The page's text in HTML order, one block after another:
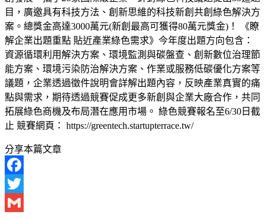
目，廣邀具有科技方法、創新思維的科技新創共創綠色解決方
案。總獎金高達3000萬元(新創最高可獲得80萬元獎金)！ 《瞭
解企業出題重點 貼近產業綠色需求》今年度出題方向包含：
資源循環利用解決方案、環境監測與碳盤查、創新數位治理節
能方案、環境污染防治解決方案、作業或服務低碳優化方案等
議題，企業透過徵件說明會詳解出題內容，反映產業真實的痛
點與需求，期待透過競賽促成更多新創與企業大廠合作，共同
拓展綠色商機及布局潛在應用市場。 綠色競賽報名至6/30日截
止 競賽網頁： https://greentech.startupterrace.tw/
分享本篇文章
Facebook
Twitter